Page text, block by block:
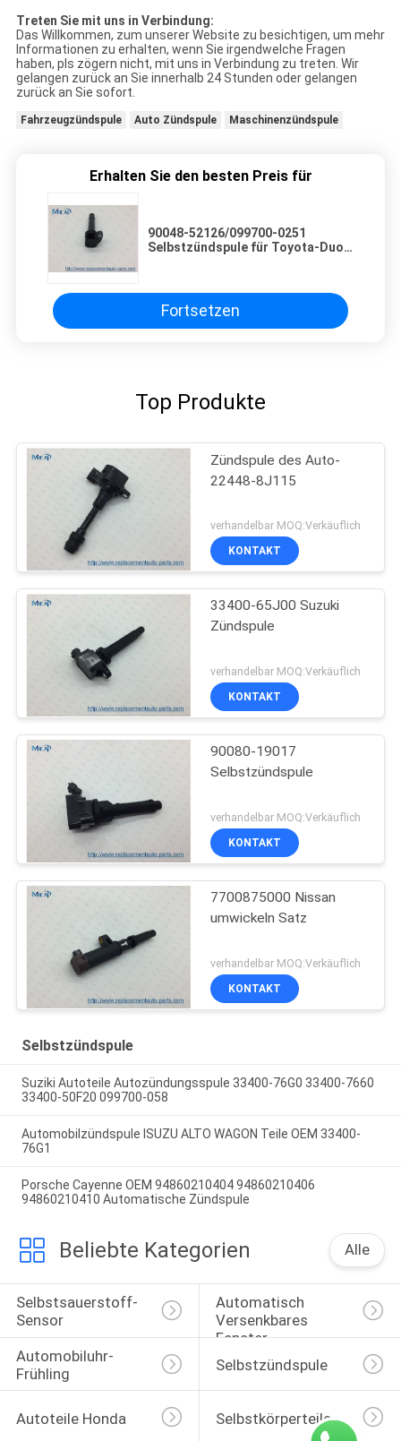
Treten Sie mit uns in Verbindung:
Das Willkommen, zum unserer Website zu besichtigen, um mehr
Informationen zu erhalten, wenn Sie irgendwelche Fragen
haben, pls zögern nicht, mit uns in Verbindung zu treten. Wir
gelangen zurück an Sie innerhalb 24 Stunden oder gelangen
zurück an Sie sofort.
Fahrzeugzündspule Auto Zündspule Maschinenzündspule
Erhalten Sie den besten Preis für
90048-52126/099700-0251
Selbstzündspule für Toyota-Duo
Fortsetzen
Top Produkte
Zündspule des Auto-
22448-8J115
verhandelbar MOQ:Verkäuflich
KONTAKT
33400-65J00 Suzuki
Zündspule
verhandelbar MOQ:Verkäuflich
KONTAKT
90080-19017
Selbstzündspule
verhandelbar MOQ:Verkäuflich
KONTAKT
7700875000 Nissan
umwickeln Satz
verhandelbar MOQ:Verkäuflich
KONTAKT
Selbstzündspule
Suziki Autoteile Autozündungsspule 33400-76G0 33400-7660
33400-50F20 099700-058
Automobilzündspule ISUZU ALTO WAGON Teile OEM 33400-
76G1
Porsche Cayenne OEM 94860210404 94860210406
94860210410 Automatische Zündspule
Beliebte Kategorien Alle
Selbstsauerstoff-
Sensor
Automatisch
Versenkbares
Fenster-
Selbstschalter
Automobiluhr-
Frühling
Selbstzündspule
Autoteile Honda Selbstkörperteile